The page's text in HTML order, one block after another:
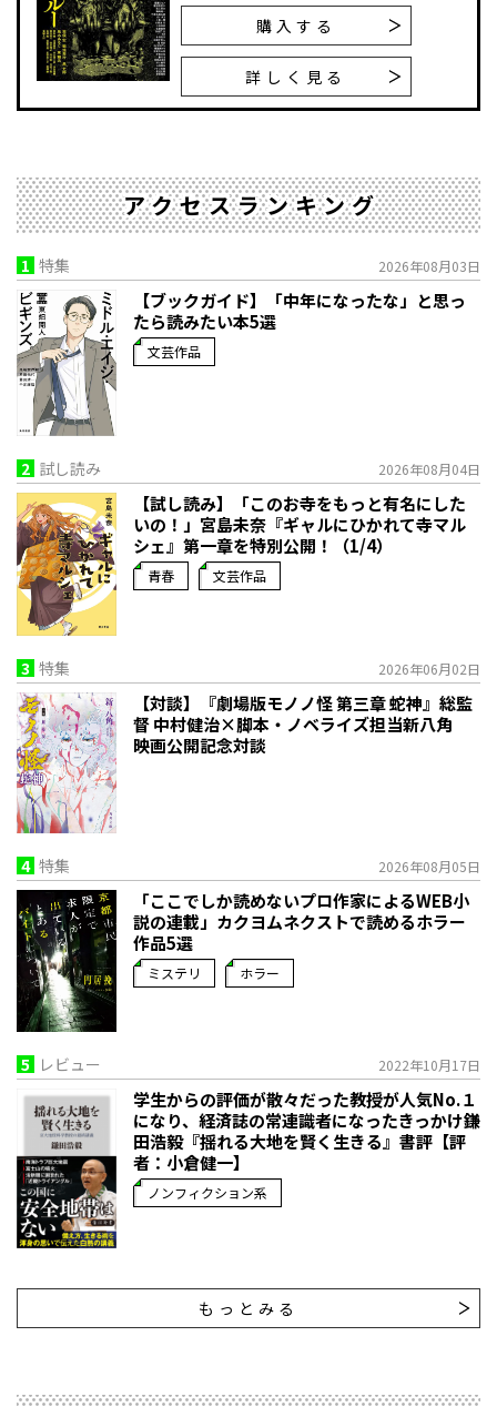
購入する
詳しく見る
アクセスランキング
1 特集 2026年08月03日
【ブックガイド】「中年になったな」と思っ
たら読みたい本5選
文芸作品
2 試し読み 2026年08月04日
【試し読み】「このお寺をもっと有名にした
いの！」宮島未奈『ギャルにひかれて寺マル
シェ』第一章を特別公開！（1/4）
青春 文芸作品
3 特集 2026年06月02日
【対談】『劇場版モノノ怪 第三章 蛇神』総監
督 中村健治×脚本・ノベライズ担当新八角
映画公開記念対談
4 特集 2026年08月05日
「ここでしか読めないプロ作家によるWEB小
説の連載」――カクヨムネクストで読めるホラー
作品5選
ミステリ ホラー
5 レビュー 2022年10月17日
学生からの評価が散々だった教授が人気No.１
になり、経済誌の常連識者になったきっかけ――鎌
田浩毅『揺れる大地を賢く生きる』書評【評
者：小倉健一】
ノンフィクション系
もっとみる